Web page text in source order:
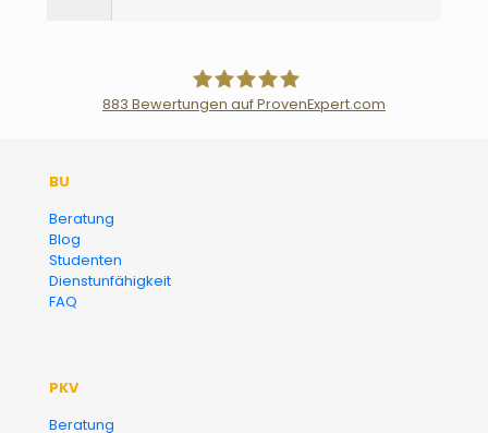
883 Bewertungen auf ProvenExpert.com
BU
Beratung
Blog
Studenten
Dienstunfähigkeit
FAQ
PKV
Beratung